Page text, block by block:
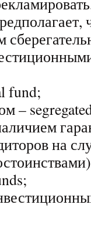
fund;
–
на